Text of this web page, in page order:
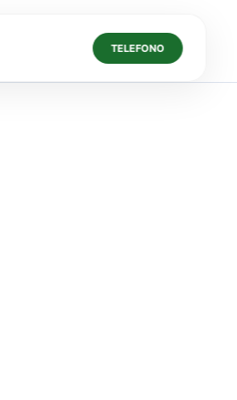
TELEFONO